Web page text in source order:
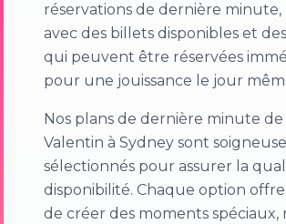
réservations de dernière minute,
avec des billets disponibles et
qui peuvent être réservées
pour une jouissance le jour
Nos plans de dernière minute de
Valentin à Sydney sont
sélectionnés pour assurer la
disponibilité. Chaque option offre
de créer des moments spéciaux,